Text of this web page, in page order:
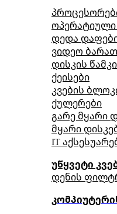
ოპერატიული
დედა
ვიდეო
დისკის
ქეისები
კვების
ქულერები
გარე მყარი
მყარი
IT
უწყვეტი
დენის